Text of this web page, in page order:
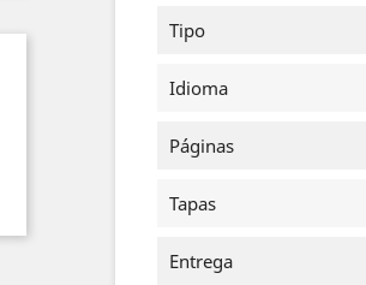
Tipo
Idioma
Páginas
Tapas
Entrega